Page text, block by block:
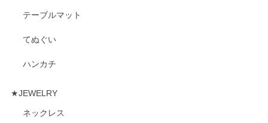
テーブルマット
てぬぐい
ハンカチ
★JEWELRY
ネックレス